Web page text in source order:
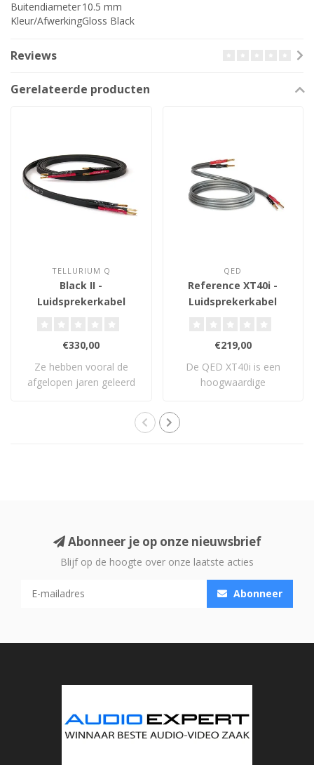
Buitendiameter10.5 mm
Kleur/AfwerkingGloss Black
Reviews
Gerelateerde producten
TELLURIUM Q
Black II -
Luidsprekerkabel
€330,00
Ze hebben vooral de
afgelopen jaren geleerd
QED
Reference XT40i -
Luidsprekerkabel
€219,00
De QED XT40i is een
hoogwaardige
Abonneer je op onze nieuwsbrief
Blijf op de hoogte over onze laatste acties
Abonneer